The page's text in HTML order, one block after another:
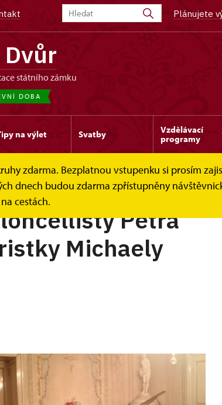
Plánujete
státního zámku
DOBA
na výlet Svatby
Vzdělávací
programy
zdarma. Bezplatnou vstupenku si prosím
dnech budou zdarma zpřístupněny
cestách.
Petra
Michaely